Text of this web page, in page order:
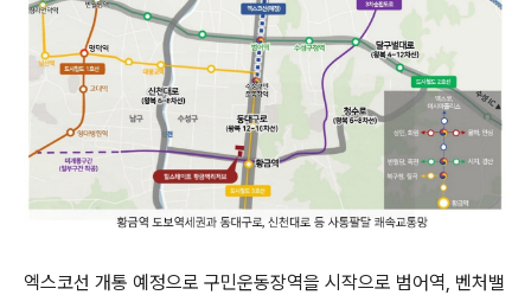
엑스코선 개통 예정으로 구민운동장역을 시작으로 범어역, 벤처밸